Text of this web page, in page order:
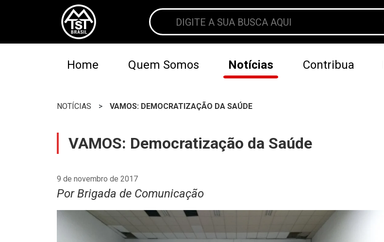
Home Quem Somos Notícias Contribua
NOTÍCIAS > VAMOS: DEMOCRATIZAÇÃO DA SAÚDE
VAMOS: Democratização da Saúde
9 de novembro de 2017
Por Brigada de Comunicação